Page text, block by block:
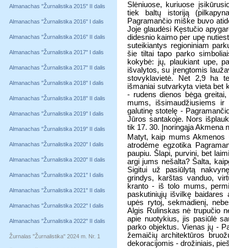
Almanachas "Žurnalistika 2015" II dalis
Almanachas "Žurnalistika 2016" I dalis
Almanachas "Žurnalistika 2016" II dalis
Almanachas "Žurnalistika 2017" I dalis
Almanachas "Žurnalistika 2017" II dalis
Almanachas "Žurnalistika 2018" I dalis
Almanachas "Žurnalistika 2018" II dalis
Almanachas "Žurnalistika 2019" I dalis
Almanachas "Žurnalistika 2019" II dalis
Almanachas "Žurnalistika 2020" I dalis
Almanachas "Žurnalistika 2020" II dalis
Almanachas "Žurnalistika 2021" I dalis
Almanachas "Žurnalistika 2021" II dalis
Almanachas "Žurnalistika 2022" I dalis
Almanachas "Žurnalistika 2022" II dalis
Žurnalas "Žurnalistika" 2024 m. Nr. 1
Slėniuose, kuriuose
tiek baltų istoriją
Pagramančio miške buvo
Joje glaudėsi Kęstučio
didesnio kaimo per upę
suteikiantys regioniniam
šie tiltai tapo parko
kokybė: jų, plaukiant upe,
išvalytos, su įrengtomis
stovyklavietė. Net 2,9 ha
išmaniai sutvarkyta vieta bet
- rudens dienos bėga
mums, išsimaudžiusiems ir
galutinę stotelę -
Jūros santakoje. Nors
tik 17. 30. Įnoringąja Akmena
Matyt, kaip mums
atrodėme egzotika
paupiu. Šlapi, purvini, bet
argi jums nešalta? Šalta,
Sigitui už pasiūlytą
grindys, karštas vanduo,
kranto - iš tolo mums,
paskutiniųjų išvilkę
upės rytoj, sekmadienį,
Algis Rulinskas nė trupučio
apie nuotykius, jis pasiūlė
parko objektus. Vienas jų -
žemaičių architektūros
dekoracijomis - drožiniais,